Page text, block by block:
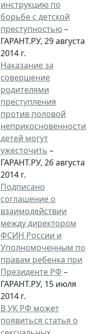
инструкцию по
борьбе с детской
преступностью–
ГАРАНТ.РУ, 29 августа
2014 г.
Наказание за
совершение
родителями
преступления
против половой
неприкосновенности
детей могут
ужесточить –
ГАРАНТ.РУ, 26 августа
2014 г.
Подписано
соглашение о
взаимодействии
между директором
ФСИН России и
Уполномоченным по
правам ребенка при
Президенте РФ –
ГАРАНТ.РУ, 15 июля
2014 г.
В УК РФ может
появиться статья о